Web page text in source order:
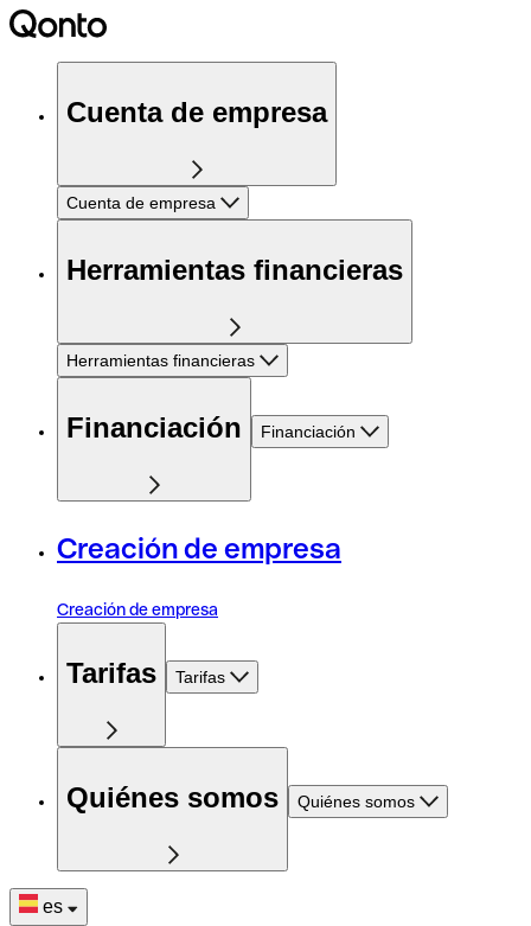
Cuenta de empresa
Cuenta de empresa
Herramientas financieras
Herramientas financieras
Financiación Financiación
Creación de empresa
Creación de empresa
Tarifas Tarifas
Quiénes somos Quiénes somos
es